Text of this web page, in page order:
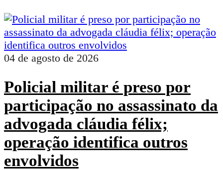
04 de agosto de 2026
Policial militar é preso por
participação no assassinato da
advogada cláudia félix;
operação identifica outros
envolvidos